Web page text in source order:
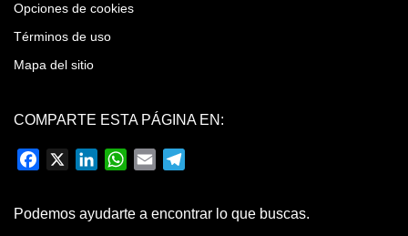
Opciones de cookies
Términos de uso
Mapa del sitio
COMPARTE ESTA PÁGINA EN:
Facebook LinkedInWhatsApp
Email
Podemos ayudarte a encontrar lo que buscas.